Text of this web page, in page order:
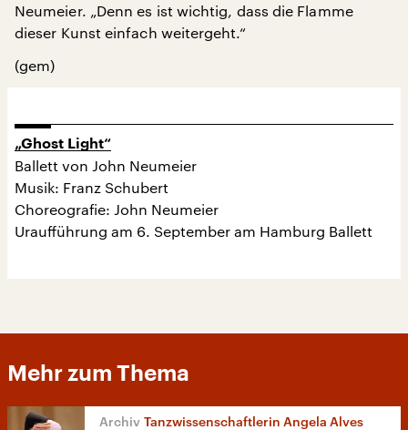
Neumeier. „Denn es ist wichtig, dass die Flamme
dieser Kunst einfach weitergeht.“
(gem)
„Ghost Light“
Ballett von John Neumeier
Musik: Franz Schubert
Choreografie: John Neumeier
Uraufführung am 6. September am Hamburg Ballett
Mehr zum Thema
Tanzwissenschaftlerin Angela Alves